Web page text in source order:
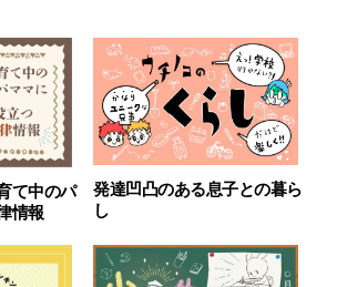
て中のパ
情報
発達凹凸のある息子との暮ら
し